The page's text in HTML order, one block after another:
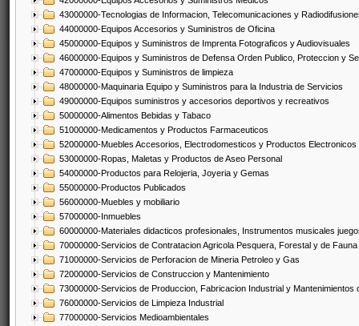
43000000-Tecnologias de Informacion, Telecomunicaciones y
44000000-Equipos Accesorios y Suministros de Oficina
45000000-Equipos y Suministros de Imprenta Fotograficos y Audiovisuales
46000000-Equipos y Suministros de Defensa Orden Publico, Proteccion y
47000000-Equipos y Suministros de limpieza
48000000-Maquinaria Equipo y Suministros para la Industria de Servicios
49000000-Equipos suministros y accesorios deportivos y recreativos
50000000-Alimentos Bebidas y Tabaco
51000000-Medicamentos y Productos Farmaceuticos
52000000-Muebles Accesorios, Electrodomesticos y Productos Electronicos
53000000-Ropas, Maletas y Productos de Aseo Personal
54000000-Productos para Relojeria, Joyeria y Gemas
55000000-Productos Publicados
56000000-Muebles y mobiliario
57000000-Inmuebles
60000000-Materiales didacticos profesionales, Instrumentos musicales
70000000-Servicios de Contratacion Agricola Pesquera, Forestal y de Fauna
71000000-Servicios de Perforacion de Mineria Petroleo y Gas
72000000-Servicios de Construccion y Mantenimiento
73000000-Servicios de Produccion, Fabricacion Industrial y Mantenimientos
76000000-Servicios de Limpieza Industrial
77000000-Servicios Medioambientales